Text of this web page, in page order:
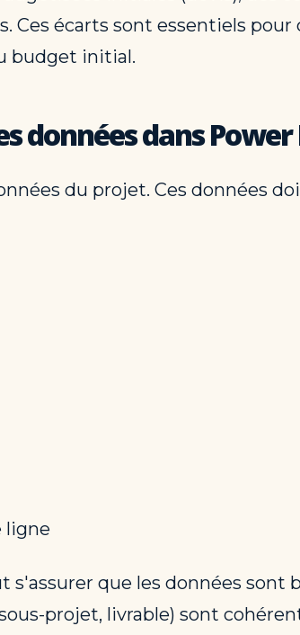
Ces écarts sont essentiels
budget initial.
données dans Power
du projet. Ces données
ligne
s'assurer que les données sont
projet, livrable) sont